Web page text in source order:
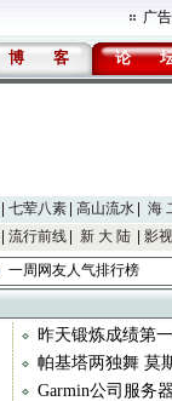
广
博 客 论
七荤八素 高山流水 海
流行前线 新 大 陆 影
一周网友人气排行榜
昨天锻炼成绩第一
帕基塔两独舞 莫
Garmin公司服务